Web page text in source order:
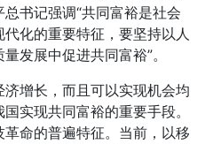
书记强调“共同富裕是社会
化的重要特征，要坚持以人
发展中促进共同富裕”。
增长，而且可以实现机会均
实现共同富裕的重要手段。
命的普遍特征。当前，以移